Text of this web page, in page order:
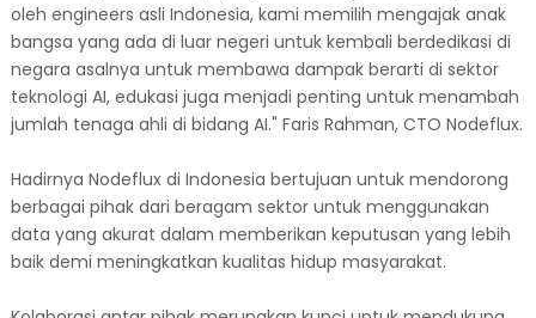
oleh engineers asli Indonesia, kami memilih mengajak anak
bangsa yang ada di luar negeri untuk kembali berdedikasi di
negara asalnya untuk membawa dampak berarti di sektor
teknologi AI, edukasi juga menjadi penting untuk menambah
jumlah tenaga ahli di bidang AI." Faris Rahman, CTO Nodeflux.
Hadirnya Nodeflux di Indonesia bertujuan untuk mendorong
berbagai pihak dari beragam sektor untuk menggunakan
data yang akurat dalam memberikan keputusan yang lebih
baik demi meningkatkan kualitas hidup masyarakat.